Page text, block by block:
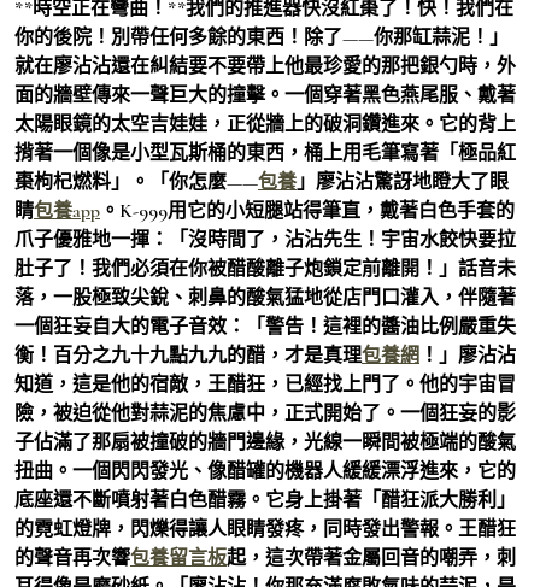
**時空正在彎曲！**我們的推進器快沒紅棗了！快！我們在
你的後院！別帶任何多餘的東西！除了——你那缸蒜泥！」
就在廖沾沾還在糾結要不要帶上他最珍愛的那把銀勺時，外
面的牆壁傳來一聲巨大的撞擊。一個穿著黑色燕尾服、戴著
太陽眼鏡的太空吉娃娃，正從牆上的破洞鑽進來。它的背上
揹著一個像是小型瓦斯桶的東西，桶上用毛筆寫著「極品紅
棗枸杞燃料」。「你怎麼——包養 」廖沾沾驚訝地瞪大了眼
睛包養app 。K-999用它的小短腿站得筆直，戴著白色手套的
爪子優雅地一揮：「沒時間了，沾沾先生！宇宙水餃快要拉
肚子了！我們必須在你被醋酸離子炮鎖定前離開！」話音未
落，一股極致尖銳、刺鼻的酸氣猛地從店門口灌入，伴隨著
一個狂妄自大的電子音效：「警告！這裡的醬油比例嚴重失
衡！百分之九十九點九九的醋，才是真理包養網 ！」廖沾沾
知道，這是他的宿敵，王醋狂，已經找上門了。他的宇宙冒
險，被迫從他對蒜泥的焦慮中，正式開始了。一個狂妄的影
子佔滿了那扇被撞破的牆門邊緣，光線一瞬間被極端的酸氣
扭曲。一個閃閃發光、像醋罐的機器人緩緩漂浮進來，它的
底座還不斷噴射著白色醋霧。它身上掛著「醋狂派大勝利」
的霓虹燈牌，閃爍得讓人眼睛發疼，同時發出警報。王醋狂
的聲音再次響包養留言板起，這次帶著金屬回音的嘲弄，刺